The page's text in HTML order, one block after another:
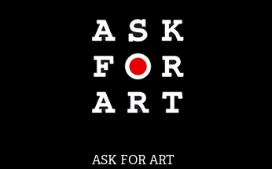
ASK FOR ART